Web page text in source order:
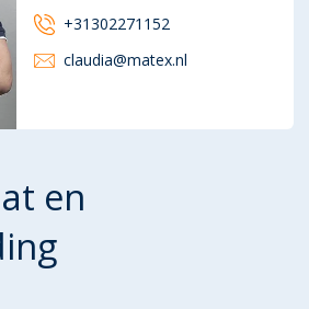
+31302271152
claudia@matex.nl
en